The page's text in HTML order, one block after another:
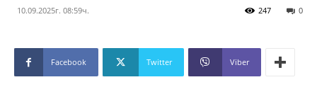
10.09.2025г. 08:59ч. 0
247
Facebook Twitter Viber